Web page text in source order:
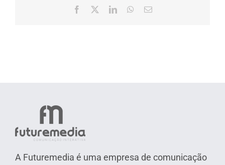
Facebook LinkedInWhatsApp
E-
A Futuremedia é uma empresa de comunicação